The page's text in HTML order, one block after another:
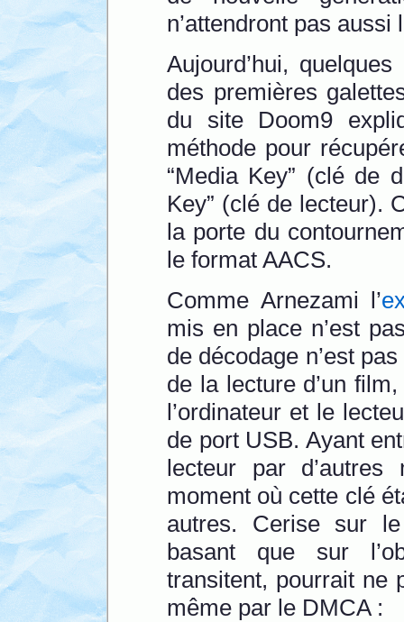
n’attendront pas aussi
Aujourd’hui,
des premières
du site Doom9
méthode pour
“Media Key” (clé de
Key” (clé de lecteur).
la porte du
le format AACS.
Comme Arnezami l’
mis en place n’est
de décodage n’est
de la lecture d’un
l’ordinateur et le
de port USB. Ayant
lecteur par
moment où cette clé
autres. Cerise sur
basant que sur
transitent, pourrait ne
même par le DMCA :